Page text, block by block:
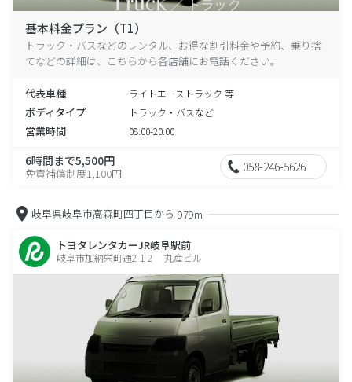
基本料金プラン（T1）
トラック・バスなどのレンタル、お得な割引料金や予約、乗り捨
てなどの詳細は、こちらから各店舗にお電話ください。
代表車種 ライトエーストラック 等
ボディタイプ トラック・バスなど
営業時間 08:00-20:00
6時間まで5,500円
免責補償制度1,100円 058-246-5626
岐阜県岐阜市高森町四丁目から 979m
トヨタレンタカーJR岐阜駅前
岐阜市加納栄町通2-1-2 丸産ビル